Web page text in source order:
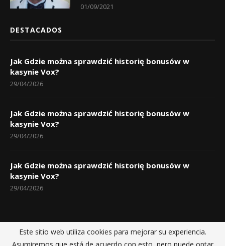
01/09/2021
DESTACADOS
Jak Gdzie można sprawdzić historię bonusów w
kasynie Vox?
29/04/2026
Jak Gdzie można sprawdzić historię bonusów w
kasynie Vox?
29/04/2026
Jak Gdzie można sprawdzić historię bonusów w
kasynie Vox?
29/04/2026
Inicio Políticas de privacidad Sobre nosotros Contactos
Este sitio web utiliza cookies para mejorar su experiencia.